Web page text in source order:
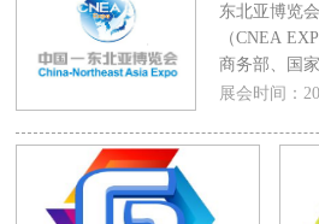
东北亚博览
（CNEA
商务部、国
和吉林省人
展会时间：